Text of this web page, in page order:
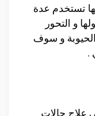
تستخدم عدة
و التحور
و سوف
.
علاج حالات